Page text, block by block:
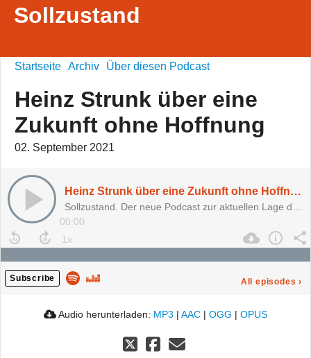
Sollzustand
Startseite Archiv Über diesen Podcast
Heinz Strunk über eine
Zukunft ohne Hoffnung
02. September 2021
Heinz Strunk über eine Zukunft ohne Hoffnung
00:00
Subscribe All episodes ›
Audio herunterladen: MP3 | AAC | OGG | OPUS